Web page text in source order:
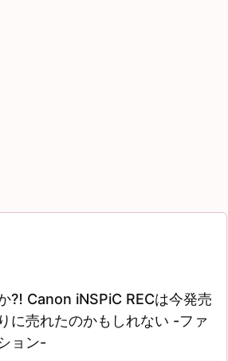
⁈ Canon iNSPiC RECは今発売
に売れたのかもしれない -ファ
ョン-